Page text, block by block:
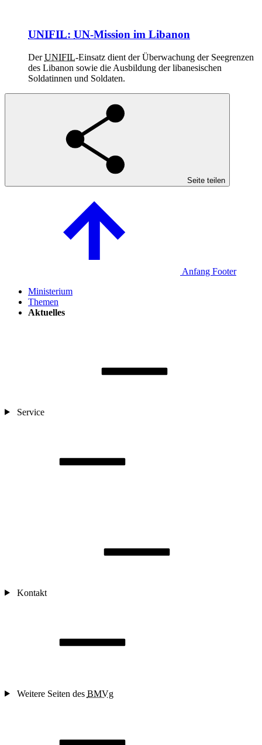
UNIFIL: UN-Mission im Libanon
DerUNIFIL-Einsatz dient der Überwachung der Seegrenzen
des Libanon sowie die Ausbildung der libanesischen
Soldatinnen und Soldaten.
Seite teilen
Anfang Footer
Ministerium
Themen
Aktuelles
Service
Kontakt
Weitere Seiten des BMVg